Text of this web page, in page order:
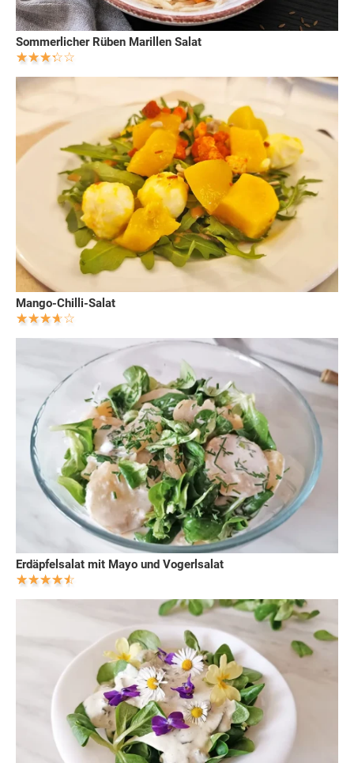
Sommerlicher Rüben Marillen Salat
Mango-Chilli-Salat
Erdäpfelsalat mit Mayo und Vogerlsalat